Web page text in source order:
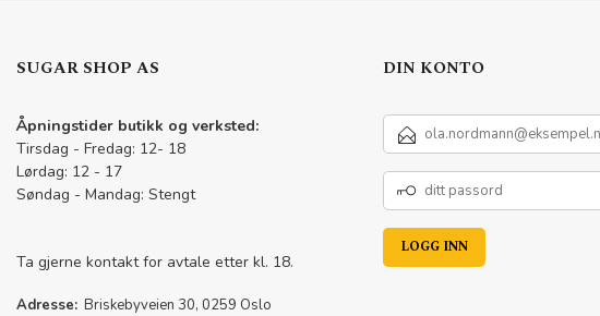
SUGAR SHOP AS
Åpningstider butikk og verksted:
Tirsdag - Fredag: 12- 18
Lørdag: 12 - 17
Søndag - Mandag: Stengt
Ta gjerne kontakt for avtale etter kl. 18.
Adresse: Briskebyveien 30, 0259 Oslo
DIN KONTO
E-
POSTADRESSE
DITT
PASSORD